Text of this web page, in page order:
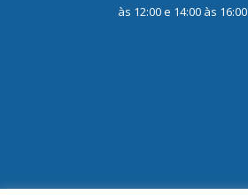
às 12:00 e 14:00 às 16:00